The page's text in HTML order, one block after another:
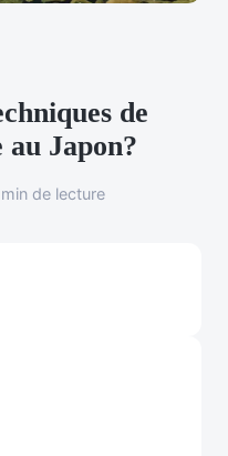
de
Japon?
de lecture